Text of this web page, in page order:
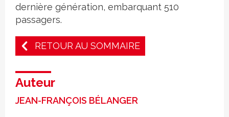
dernière génération, embarquant 510
passagers.
RETOUR AU SOMMAIRE
Auteur
JEAN-FRANÇOIS BÉLANGER